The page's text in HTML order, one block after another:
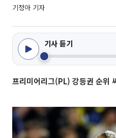
기정아 기자
기사 듣기
프리미어리그(PL) 강등권 순위